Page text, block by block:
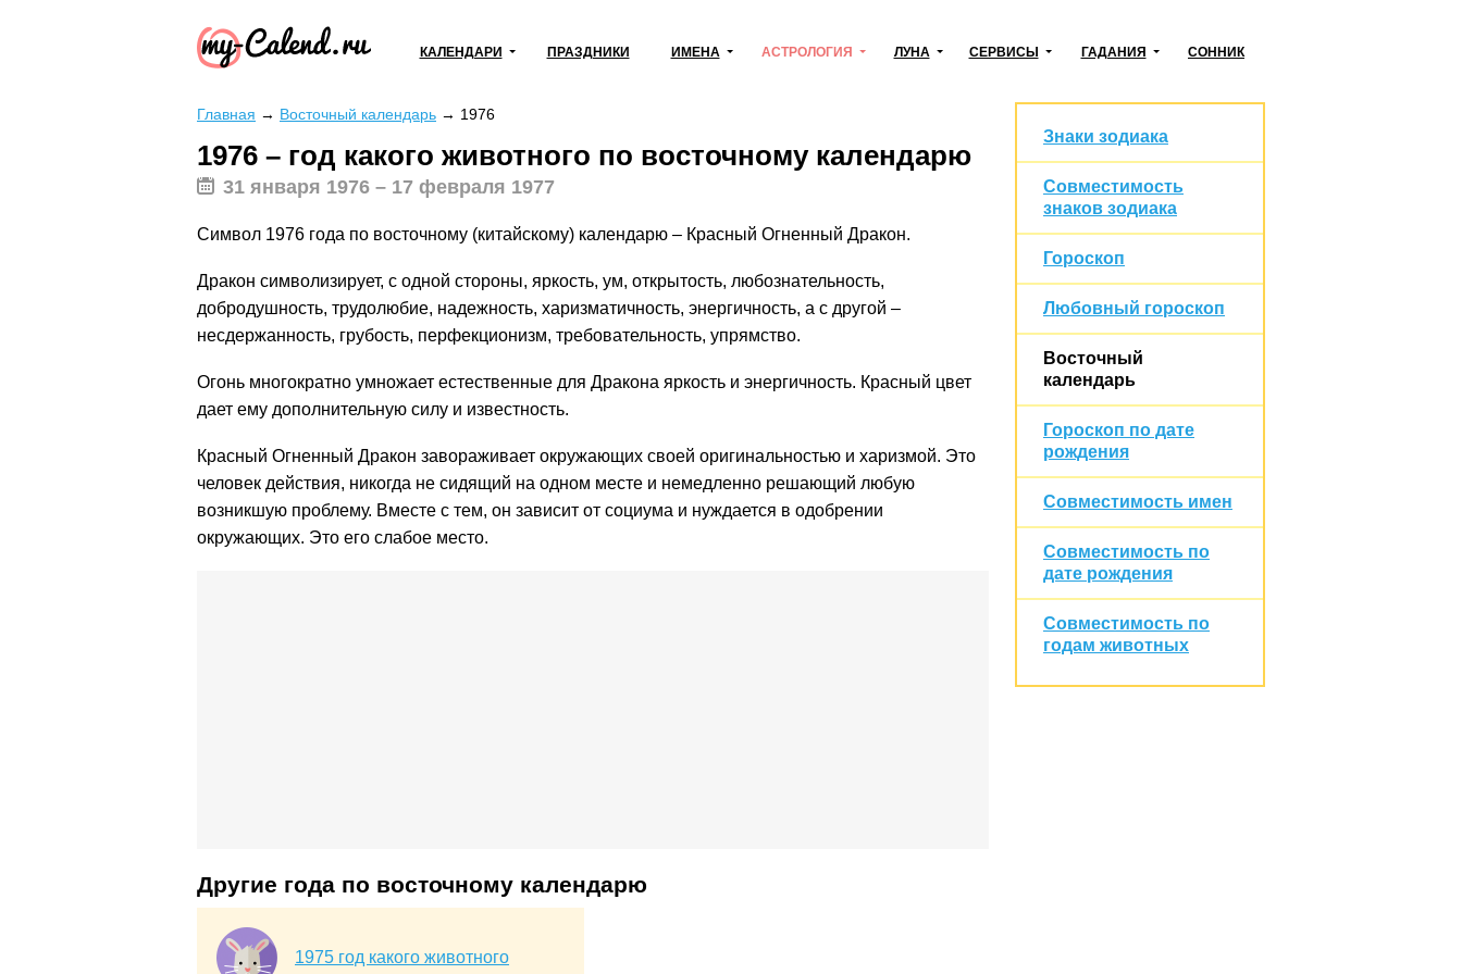
КАЛЕНДАРИ ПРАЗДНИКИ ИМЕНА АСТРОЛОГИЯ ЛУНА СЕРВИСЫ ГАДАНИЯ СОННИК
Главная → Восточный календарь → 1976
1976 – год какого животного по восточному календарю
31 января 1976 – 17 февраля 1977
Символ 1976 года по восточному (китайскому) календарю – Красный Огненный Дракон.
Дракон символизирует, с одной стороны, яркость, ум, открытость, любознательность,
добродушность, трудолюбие, надежность, харизматичность, энергичность, а с другой –
несдержанность, грубость, перфекционизм, требовательность, упрямство.
Огонь многократно умножает естественные для Дракона яркость и энергичность. Красный цвет
дает ему дополнительную силу и известность.
Красный Огненный Дракон завораживает окружающих своей оригинальностью и харизмой. Это
человек действия, никогда не сидящий на одном месте и немедленно решающий любую
возникшую проблему. Вместе с тем, он зависит от социума и нуждается в одобрении
окружающих. Это его слабое место.
Другие года по восточному календарю
1975 год какого животного
Знаки зодиака
Совместимость
знаков зодиака
Гороскоп
Любовный гороскоп
Восточный
календарь
Гороскоп по дате
рождения
Совместимость имен
Совместимость по
дате рождения
Совместимость по
годам животных